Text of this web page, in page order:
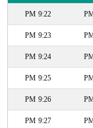
9:22 PM
9:23 PM
9:24 PM
9:25 PM
9:26 PM
9:27 PM